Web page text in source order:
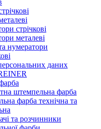
стрічкові
металеві
нумератори
даних
штемпельна фарба
фарба технічна та
та розчинники